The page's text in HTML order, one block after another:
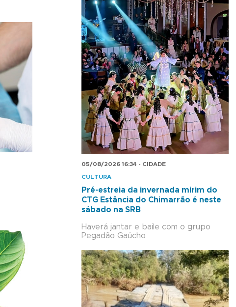
05/08/2026 16:34 - CIDADE
CULTURA
Pré-estreia da invernada mirim do
CTG Estância do Chimarrão é neste
sábado na SRB
Haverá jantar e baile com o grupo
Pegadão Gaúcho